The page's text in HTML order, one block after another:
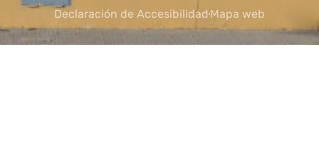
Declaración de Accesibilidad Mapa web